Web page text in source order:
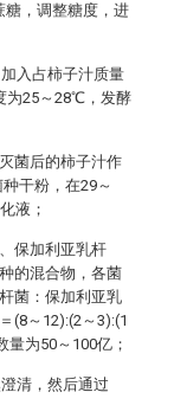
糖，调整糖度，进
入占柿子汁质量
为25～28℃，发酵
菌后的柿子汁作
干粉，在29～
液；
保加利亚乳杆
的混合物，各菌
菌：保加利亚乳
(8～12):(2～3):(1
量为50～100亿；
清，然后通过